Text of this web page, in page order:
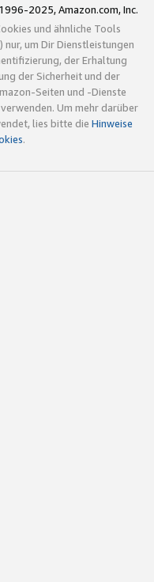
2025, Amazon.com, Inc.
und ähnliche Tools
nur, um Dir Dienstleistungen
der Erhaltung
der Sicherheit und der
Seiten und -Dienste
Um mehr darüber
lies bitte die Hinweise
.